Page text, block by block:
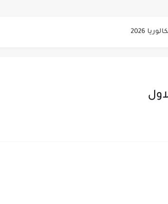
2026
التعليم الاساسي والاعدادية الشرعية...